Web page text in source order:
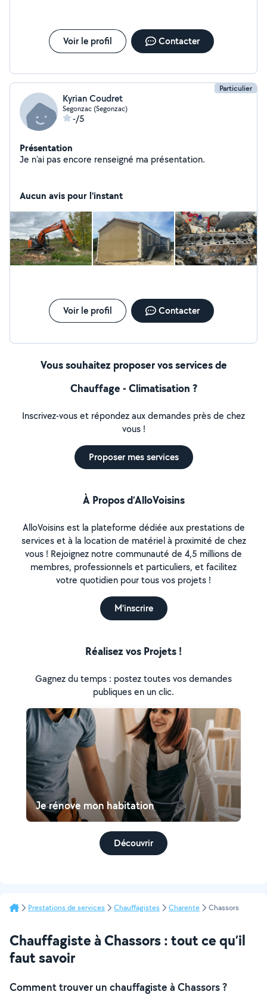
Voir le profil Contacter
Particulier
Kyrian Coudret
Segonzac (Segonzac)
-/5
Présentation
Je n'ai pas encore renseigné ma présentation.
Aucun avis pour l'instant
Voir le profil Contacter
Vous souhaitez proposer vos services de
Chauffage - Climatisation ?
Inscrivez-vous et répondez aux demandes près de chez
vous !
Proposer mes services
À Propos d’AlloVoisins
AlloVoisins est la plateforme dédiée aux prestations de
services et à la location de matériel à proximité de chez
vous ! Rejoignez notre communauté de 4,5 millions de
membres, professionnels et particuliers, et facilitez
votre quotidien pour tous vos projets !
M'inscrire
Réalisez vos Projets !
Gagnez du temps : postez toutes vos demandes
publiques en un clic.
Je rénove mon habitation
Découvrir
Prestations de services Chauffagistes Charente Chassors
Chauffagiste à Chassors : tout ce qu’il
faut savoir
Comment trouver un chauffagiste à Chassors ?